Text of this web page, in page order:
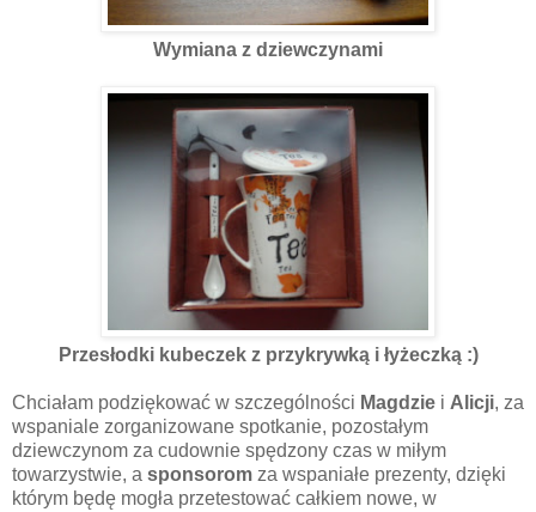
Wymiana z dziewczynami
Przesłodki kubeczek z przykrywką i łyżeczką :)
Chciałam podziękować w szczególności Magdzie i Alicji, za
wspaniale zorganizowane spotkanie, pozostałym
dziewczynom za cudownie spędzony czas w miłym
towarzystwie, a sponsorom za wspaniałe prezenty, dzięki
którym będę mogła przetestować całkiem nowe, w